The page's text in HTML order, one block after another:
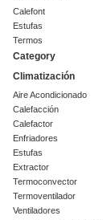
Calefont
Estufas
Termos
Category
Climatización
Aire Acondicionado
Calefacción
Calefactor
Enfriadores
Estufas
Extractor
Termoconvector
Termoventilador
Ventiladores